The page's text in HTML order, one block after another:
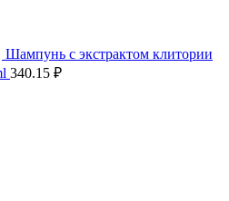
Шампунь с экстрактом клитории
340.15 ₽